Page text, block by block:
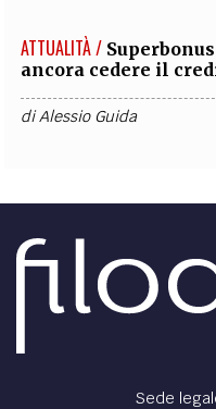
ATTUALITÀ /
ancora cedere il
diAlessio Guida
Sede